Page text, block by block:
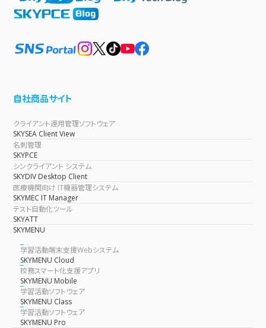
自社商品サイト
クライアント運用管理ソフトウェア
SKYSEA Client View
名刺管理
SKYPCE
シンクライアント システム
SKYDIV Desktop Client
医療機関向け IT機器管理システム
SKYMEC IT Manager
テスト自動化ツール
SKYATT
SKYMENU
学習活動端末支援Webシステム
SKYMENU Cloud
校務スマート化支援アプリ
SKYMENU Mobile
学習活動ソフトウェア
SKYMENU Class
学習活動ソフトウェア
SKYMENU Pro